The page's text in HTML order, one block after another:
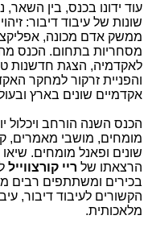
עוד ידונו בכנס, בין השאר,
שונות של עיבוד דיבור:
ממשק אדם מכונה,
מסחריות בתחום. הכנס
לאקדמיה, הצגת חדשנות
והפניית זרקור למחקר
אקדמיים שונים בארץ
הכנס השנה הורחב ויכלול
מומחים, מושבי מאמרים,
שונים ופאנל מומחים.
הרצאתו של ריי קורצווייל
בכירים ומשתתפים רבים
הקשורים לעיבוד דיבור,
מלאכותית.